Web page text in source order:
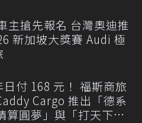
主搶先報名 台灣奧迪推
新加坡大獎賽 Audi 極
日付 168 元！ 福斯商旅
Cargo 推出「德系
算圓夢」與「打天下」